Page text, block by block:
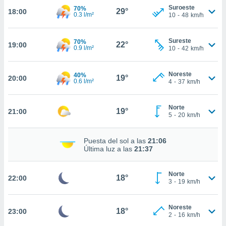
de que
el sitio
para
o
aunque
acceder a
abono
18:00
70%
0.3 l/m²
29°
Suroeste
10 - 48 km/h
19:00
70%
0.9 l/m²
22°
Sureste
10 - 42 km/h
20:00
40%
0.6 l/m²
19°
Noreste
4 - 37 km/h
21:00 19°
Norte
5 - 20 km/h
Puesta del sol a las 21:06
Última luz a las 21:37
22:00 18°
Norte
3 - 19 km/h
23:00 18°
Noreste
2 - 16 km/h